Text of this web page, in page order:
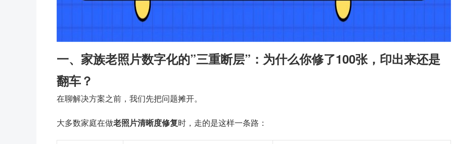
一、家族老照片数字化的”三重断层”：为什么你修了100张，印出来还是
翻车？
在聊解决方案之前，我们先把问题摊开。
大多数家庭在做老照片清晰度修复时，走的是这样一条路：